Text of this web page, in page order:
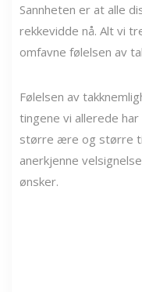
Sannheten er at alle
rekkevidde nå. Alt vi
omfavne følelsen av
Følelsen av
tingene vi allerede
større ære og større
anerkjenne
ønsker.